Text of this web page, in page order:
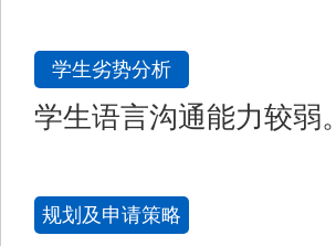
学生劣势分析
学生语言沟通能力较弱。
规划及申请策略